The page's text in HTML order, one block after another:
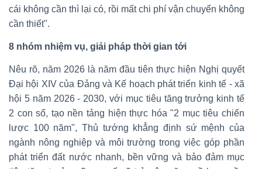
cái không cần thì lại có, rồi mất chi phí vận chuyển không
cần thiết".
8 nhóm nhiệm vụ, giải pháp thời gian tới
Nêu rõ, năm 2026 là năm đầu tiên thực hiện Nghị quyết
Đại hội XIV của Đảng và Kế hoạch phát triển kinh tế - xã
hội 5 năm 2026 - 2030, với mục tiêu tăng trưởng kinh tế
2 con số, tạo nền tảng hiện thực hóa "2 mục tiêu chiến
lược 100 năm", Thủ tướng khẳng định sứ mệnh của
ngành nông nghiệp và môi trường trong việc góp phần
phát triển đất nước nhanh, bền vững và bảo đảm mục